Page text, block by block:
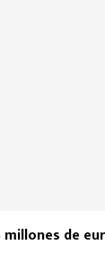
millones de